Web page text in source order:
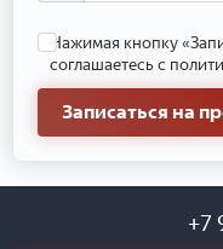
Нажимая кнопку
соглашаетесь с
Записаться на
+7